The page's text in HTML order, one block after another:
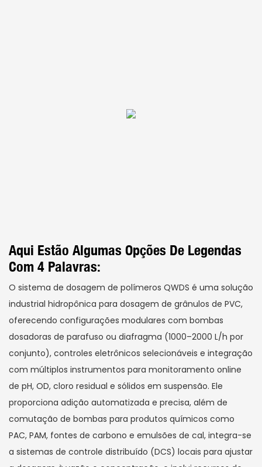
Aqui Estão Algumas Opções De Legendas
Com 4 Palavras:
O sistema de dosagem de polímeros QWDS é uma solução
industrial hidropônica para dosagem de grânulos de PVC,
oferecendo configurações modulares com bombas
dosadoras de parafuso ou diafragma (1000–2000 L/h por
conjunto), controles eletrônicos selecionáveis ​​e integração
com múltiplos instrumentos para monitoramento online
de pH, OD, cloro residual e sólidos em suspensão. Ele
proporciona adição automatizada e precisa, além de
comutação de bombas para produtos químicos como
PAC, PAM, fontes de carbono e emulsões de cal, integra-se
a sistemas de controle distribuído (DCS) locais para ajustar